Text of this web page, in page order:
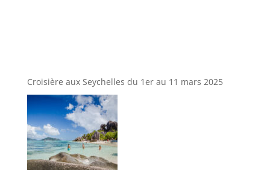
Croisière aux Seychelles du 1er au 11 mars 2025